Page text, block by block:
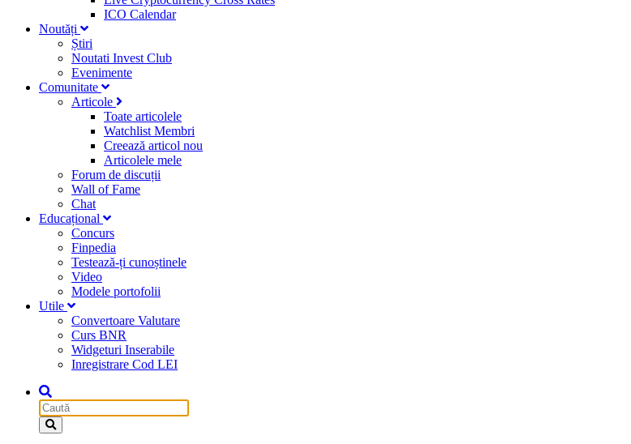
ICO Calendar
Noutăți
Știri
Noutati Invest Club
Evenimente
Comunitate
Articole
Toate articolele
Watchlist Membri
Creează articol nou
Articolele mele
Forum de discuții
Wall of Fame
Chat
Educațional
Concurs
Finpedia
Testează-ți cunoștinele
Video
Modele portofolii
Utile
Convertoare Valutare
Curs BNR
Widgeturi Inserabile
Inregistrare Cod LEI